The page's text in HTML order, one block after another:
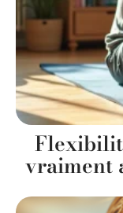
vraiment